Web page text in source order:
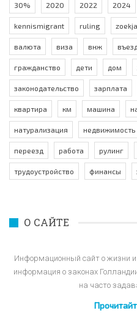
30% 2020 2022 2024
kennismigrant ruling
валюта виза внж въезд
гражданство дети дом
законодательство зарплата
квартира км машина
натурализация недвижимость
переезд работа рулинг
трудоустройство финансы
О САЙТЕ
Информационный сайт о жизни
информация о законах
на часто